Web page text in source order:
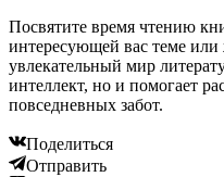
Посвятите время чтению
интересующей вас теме или
увлекательный мир
интеллект, но и помогает
повседневных забот.
Поделиться
Отправить